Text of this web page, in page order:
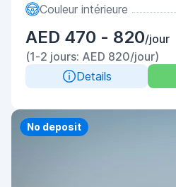
Couleur intérieure
AED 470 - 820/jour
(1-2 jours: AED 820/jour)
Details
Priority
No deposit